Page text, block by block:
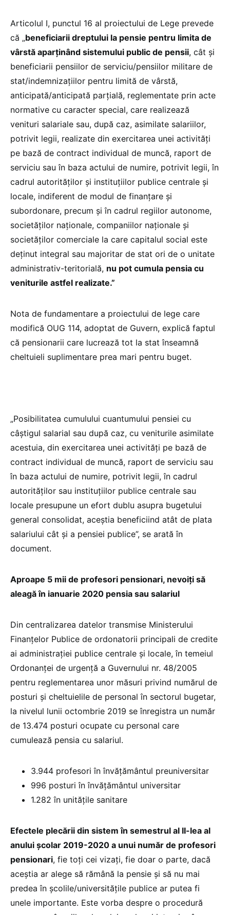
Articolul I, punctul 16 al proiectului de Lege prevede
că „beneficiarii dreptului la pensie pentru limita de
vârstă aparținând sistemului public de pensii, cât și
beneficiarii pensiilor de serviciu/pensiilor militare de
stat/indemnizațiilor pentru limită de vârstă,
anticipată/anticipată parțială, reglementate prin acte
normative cu caracter special, care realizează
venituri salariale sau, după caz, asimilate salariilor,
potrivit legii, realizate din exercitarea unei activităţi
pe bază de contract individual de muncă, raport de
serviciu sau în baza actului de numire, potrivit legii, în
cadrul autorităţilor şi instituţiilor publice centrale şi
locale, indiferent de modul de finanţare şi
subordonare, precum şi în cadrul regiilor autonome,
societăţilor naţionale, companiilor naţionale şi
societăţilor comerciale la care capitalul social este
deţinut integral sau majoritar de stat ori de o unitate
administrativ-teritorială, nu pot cumula pensia cu
veniturile astfel realizate.”
Nota de fundamentare a proiectului de lege care
modifică OUG 114, adoptat de Guvern, explică faptul
că pensionarii care lucrează tot la stat înseamnă
cheltuieli suplimentare prea mari pentru buget.
„Posibilitatea cumulului cuantumului pensiei cu
câştigul salarial sau după caz, cu veniturile asimilate
acestuia, din exercitarea unei activităţi pe bază de
contract individual de muncă, raport de serviciu sau
în baza actului de numire, potrivit legii, în cadrul
autorităţilor sau instituţiilor publice centrale sau
locale presupune un efort dublu asupra bugetului
general consolidat, aceștia beneficiind atât de plata
salariului cât și a pensiei publice”, se arată în
document.
Aproape 5 mii de profesori pensionari, nevoiţi să
aleagă în ianuarie 2020 pensia sau salariul
Din centralizarea datelor transmise Ministerului
Finanțelor Publice de ordonatorii principali de credite
ai administrației publice centrale și locale, în temeiul
Ordonanței de urgență a Guvernului nr. 48/2005
pentru reglementarea unor măsuri privind numărul de
posturi și cheltuielile de personal în sectorul bugetar,
la nivelul lunii octombrie 2019 se înregistra un număr
de 13.474 posturi ocupate cu personal care
cumulează pensia cu salariul.
3.944 profesori în învățământul preuniversitar
996 posturi în învățământul universitar
1.282 în unitățile sanitare
Efectele plecării din sistem în semestrul al II-lea al
anului şcolar 2019-2020 a unui număr de profesori
pensionari, fie toţi cei vizaţi, fie doar o parte, dacă
aceştia ar alege să rămână la pensie şi să nu mai
predea în şcolile/universităţile publice ar putea fi
unele importante. Este vorba despre o procedură